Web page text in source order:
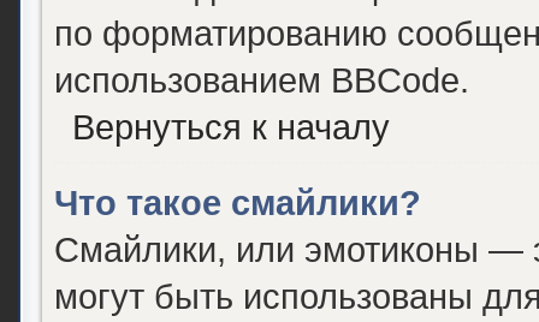
по форматированию
использованием BBCode.
Вернуться к началу
Что такое смайлики?
Смайлики, или эмотиконы —
могут быть использованы